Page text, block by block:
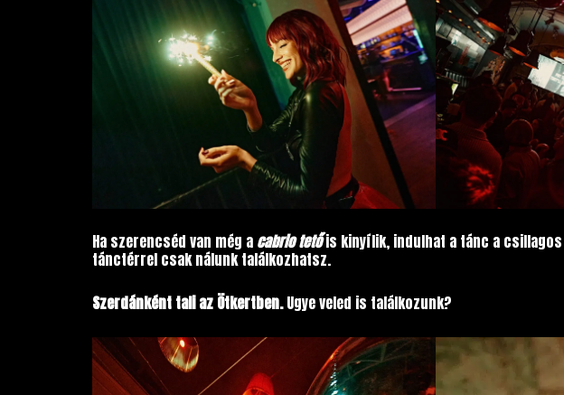
Ha szerencséd van még a cabrio tetőis kinyílik, indulhat a tánc a csillagos
tánctérrel csak nálunk találkozhatsz.
Szerdánként tali az Ötkertben.Ugye veled is találkozunk?